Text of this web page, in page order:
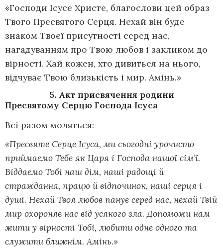
«Господи Ісусе Христе, благослови цей образ
Твого Пресвятого Серця. Нехай він буде
знаком Твоєї присутності серед нас,
нагадуванням про Твою любов і закликом до
вірності. Хай кожен, хто дивиться на нього,
відчуває Твою близькість і мир. Амінь.»
5. Акт присвячення родини
Пресвятому Серцю Господа Ісуса
Всі разом моляться:
«Пресвяте Серце Ісуса, ми сьогодні урочисто
приймаємо Тебе як Царя і Господа нашої сім’ї.
Віддаємо Тобі наш дім, наші радощі й
страждання, працю й відпочинок, наші серця і
душі. Нехай Твоя любов панує серед нас, нехай Твій
мир охороняє нас від усякого зла. Допоможи нам
жити у вірності Тобі, любити одне одного та
служити ближнім. Амінь.»